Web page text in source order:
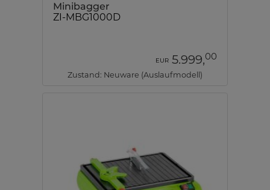
Minibagger
ZI-MBG1000D
EUR 5.999,00
Zustand: Neuware (Auslaufmodell)